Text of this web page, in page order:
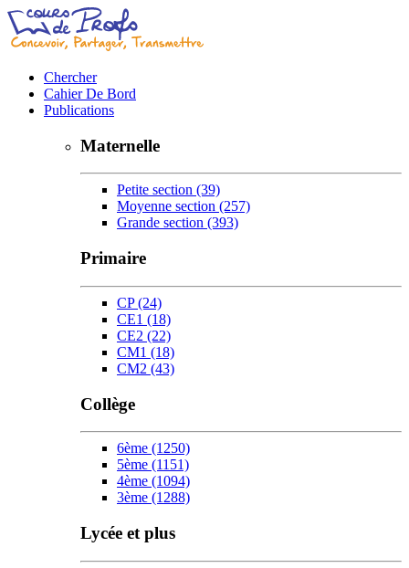
Chercher
Cahier De Bord
Publications
Maternelle
Petite section (39)
Moyenne section (257)
Grande section (393)
Primaire
CP(24)
CE1 (18)
CE2 (22)
CM1 (18)
CM2 (43)
Collège
6ème (1250)
5ème (1151)
4ème (1094)
3ème (1288)
Lycée et plus